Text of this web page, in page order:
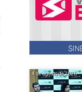
4 de agosto de 2026